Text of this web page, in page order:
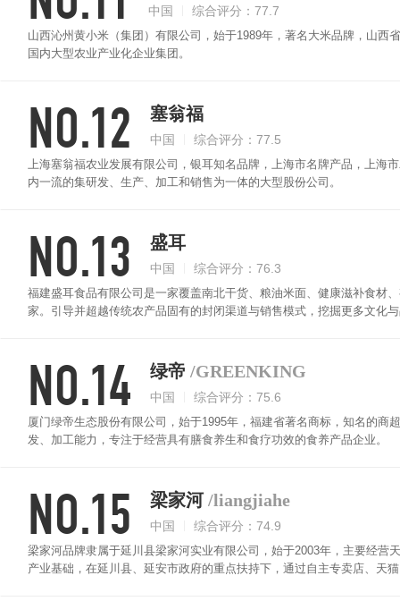
中国 综合评分：77.7
山西沁州黄小米（集团）有限公司，始于1989年，著名大米品牌，山西
国内大型农业产业化企业集团。
NO.12 塞翁福
中国 综合评分：77.5
上海塞翁福农业发展有限公司，银耳知名品牌，上海市名牌产品，上海
内一流的集研发、生产、加工和销售为一体的大型股份公司。
NO.13 盛耳
中国 综合评分：76.3
福建盛耳食品有限公司是一家覆盖南北干货、粮油米面、健康滋补食材
家。引导并超越传统农产品固有的封闭渠道与销售模式，挖掘更多文化
NO.14 绿帝 /GREENKING
中国 综合评分：75.6
厦门绿帝生态股份有限公司，始于1995年，福建省著名商标，知名的
发、加工能力，专注于经营具有膳食养生和食疗功效的食养产品企业。
NO.15 梁家河 /liangjiahe
中国 综合评分：74.9
梁家河品牌隶属于延川县梁家河实业有限公司，始于2003年，主要经营
产业基础，在延川县、延安市政府的重点扶持下，通过自主专卖店、天